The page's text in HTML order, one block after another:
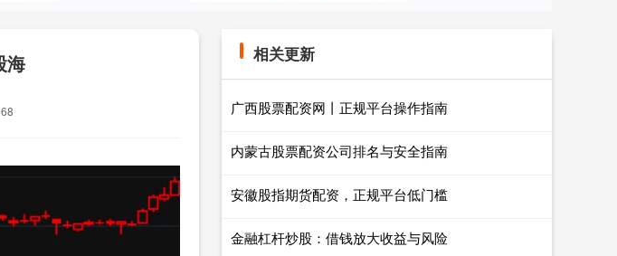
海 相关更新
广西股票配资网丨正规平台操作指南
内蒙古股票配资公司排名与安全指南
安徽股指期货配资，正规平台低门槛
金融杠杆炒股：借钱放大收益与风险